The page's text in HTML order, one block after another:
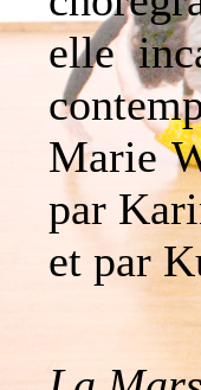
elle
Marie
par
et par